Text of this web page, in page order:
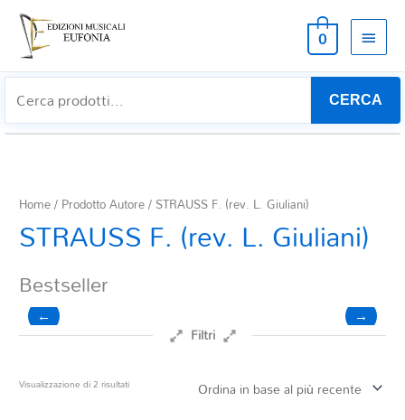
0
CERCA
Home/ Prodotto Autore / STRAUSS F. (rev. L. Giuliani)
STRAUSS F. (rev. L. Giuliani)
Bestseller
← →
Filtri
Visualizzazione di 2 risultatiOrdina
in